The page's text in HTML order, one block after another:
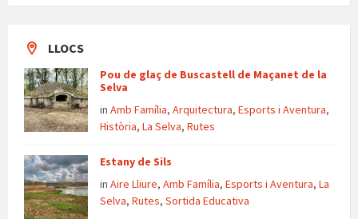
LLOCS
Pou de glaç de Buscastell de Maçanet de la
Selva
in Amb Família, Arquitectura, Esports i Aventura,
Història, La Selva, Rutes
Estany de Sils
in Aire Lliure, Amb Família, Esports i Aventura, La
Selva, Rutes, Sortida Educativa